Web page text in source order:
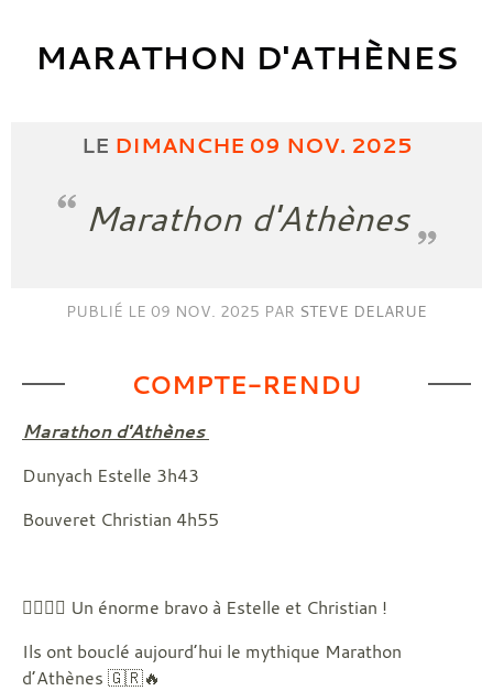
MARATHON D'ATHÈNES
LE DIMANCHE 09 NOV. 2025
Marathon d'Athènes
PUBLIÉ LE 09 NOV. 2025 PAR STEVE DELARUE
COMPTE-RENDU
Marathon d'Athènes
Dunyach Estelle 3h43
Bouveret Christian 4h55
🏃‍♀️🏃‍♂️ Un énorme bravo à Estelle et Christian !
Ils ont bouclé aujourd’hui le mythique Marathon
d’Athènes 🇬🇷🔥